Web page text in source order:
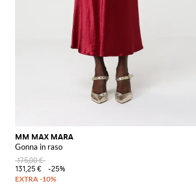
MM MAX MARA
Gonna in raso
175,00 €
131,25 €
-25%